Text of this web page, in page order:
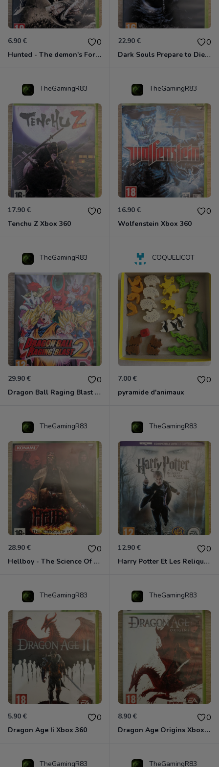
6.90 € 0
Hunted - The demon's Forge Xbox 360 (Complet CIB)
22.90 € 0
Dark Souls Prepare to Die Edition XBOX 360
TheGamingR83
17.90 € 0
Tenchu Z Xbox 360
TheGamingR83
16.90 € 0
Wolfenstein Xbox 360
TheGamingR83
29.90 € 0
Dragon Ball Raging Blast 2 Xbox 360
COQUELICOT
7.00 € 0
pyramide d'animaux
TheGamingR83
28.90 € 0
Hellboy - The Science Of Evil Xbox 360
TheGamingR83
12.90 € 0
Harry Potter Et Les Reliques De La Mort - 1ère Partie Xbox 360
TheGamingR83
5.90 € 0
Dragon Age Ii Xbox 360
TheGamingR83
8.90 € 0
Dragon Age Origins Xbox 360
TheGamingR83 TheGamingR83